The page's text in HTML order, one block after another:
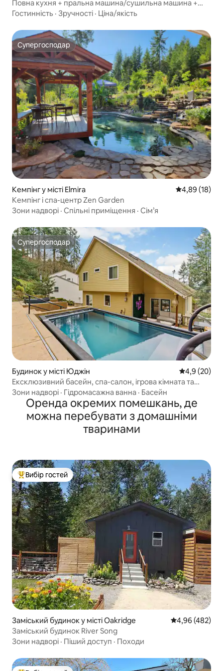
Повна кухня + пральна машина/сушильна машина +
двоспальні ліжка + сауна
Гостинність · Зручності · Ціна/якість
Супергосподар
Супергосподар
Кемпінг у місті Elmira Середня
4,89 (18)
Кемпінг і спа-центр Zen Garden
Зони надворі · Спільні приміщення · Сім’я
Супергосподар
Супергосподар
Будинок у місті Юджін Середня
4,9 (20)
Ексклюзивний басейн, спа-салон, ігрова кімната та
мальовничі краєвиди
Зони надворі · Гідромасажна ванна · Басейн
Оренда окремих помешкань, де
можна перебувати з домашніми
тваринами
Топ вибір гостей
Вибір гостей
Заміський будинок у місті Oakridge Середня
4,96 (482)
Заміський будинок River Song
Зони надворі · Піший доступ · Походи